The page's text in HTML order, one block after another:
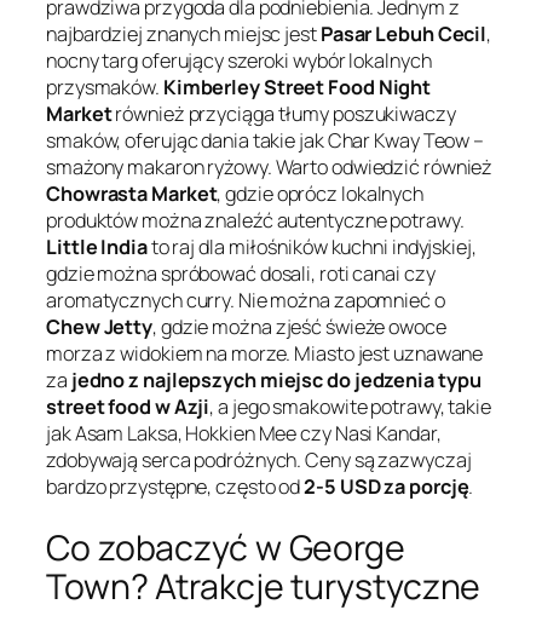
prawdziwa przygoda dla podniebienia. Jednym z
najbardziej znanych miejsc jestPasar Lebuh Cecil,
nocny targ oferujący szeroki wybór lokalnych
przysmaków. Kimberley Street Food Night
Marketrównież przyciąga tłumy poszukiwaczy
smaków, oferując dania takie jak Char Kway Teow –
smażony makaron ryżowy. Warto odwiedzić również
Chowrasta Market, gdzie oprócz lokalnych
produktów można znaleźć autentyczne potrawy.
Little Indiato raj dla miłośników kuchni indyjskiej,
gdzie można spróbować dosali, roti canai czy
aromatycznych curry. Nie można zapomnieć o
Chew Jetty, gdzie można zjeść świeże owoce
morza z widokiem na morze. Miasto jest uznawane
za jedno z najlepszych miejsc do jedzenia typu
street food w Azji, a jego smakowite potrawy, takie
jak Asam Laksa, Hokkien Mee czy Nasi Kandar,
zdobywają serca podróżnych. Ceny są zazwyczaj
bardzo przystępne, często od2-5 USD za porcję.
Co zobaczyć w George
Town? Atrakcje turystyczne